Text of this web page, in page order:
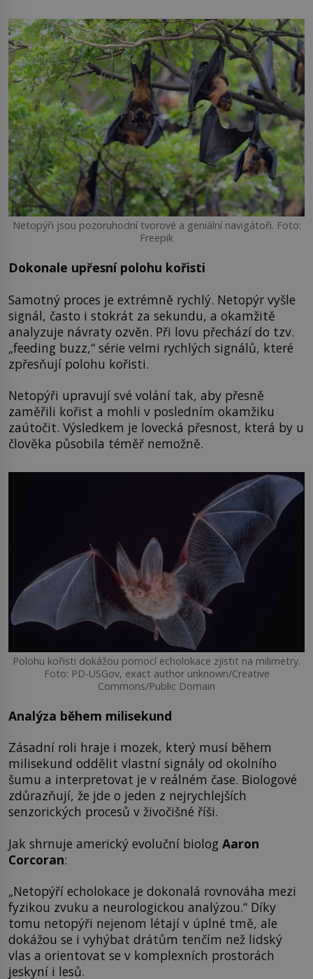
Netopýři jsou pozoruhodní tvorové a geniální navigátoři. Foto:
Freepik
Dokonale upřesní polohu kořisti
Samotný proces je extrémně rychlý. Netopýr vyšle
signál, často i stokrát za sekundu, a okamžitě
analyzuje návraty ozvěn. Při lovu přechází do tzv.
„feeding buzz,“ série velmi rychlých signálů, které
zpřesňují polohu kořisti.
Netopýři upravují své volání tak, aby přesně
zaměřili kořist a mohli v posledním okamžiku
zaútočit. Výsledkem je lovecká přesnost, která by u
člověka působila téměř nemožně.
Polohu kořisti dokážou pomocí echolokace zjistit na milimetry.
Foto: PD-USGov, exact author unknown/Creative
Commons/Public Domain
Analýza během milisekund
Zásadní roli hraje i mozek, který musí během
milisekund oddělit vlastní signály od okolního
šumu a interpretovat je v reálném čase. Biologové
zdůrazňují, že jde o jeden z nejrychlejších
senzorických procesů v živočišné říši.
Jak shrnuje americký evoluční biolog Aaron
Corcoran:
„Netopýří echolokace je dokonalá rovnováha mezi
fyzikou zvuku a neurologickou analýzou.“ Díky
tomu netopýři nejenom létají v úplné tmě, ale
dokážou se i vyhýbat drátům tenčím než lidský
vlas a orientovat se v komplexních prostorách
jeskyní i lesů.